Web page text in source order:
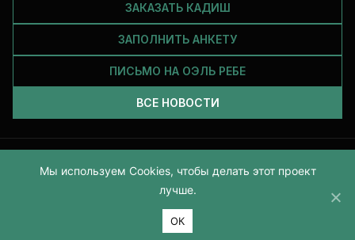
ЗАКАЗАТЬ КАДИШ
ЗАПОЛНИТЬ АНКЕТУ
ПИСЬМО НА ОЭЛЬ РЕБЕ
ВСЕ НОВОСТИ
Все права защищены и принадлежат Еврейской общине Днепра.
2026
Мы используем Cookies, чтобы делать этот проект
лучше.
ОК